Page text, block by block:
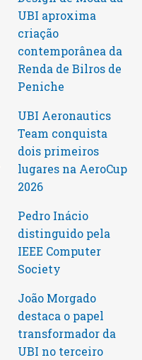
UBI aproxima
criação
contemporânea da
Renda de Bilros de
Peniche
UBI Aeronautics
Team conquista
dois primeiros
lugares na AeroCup
2026
Pedro Inácio
distinguido pela
IEEE Computer
Society
João Morgado
destaca o papel
transformador da
UBI no terceiro